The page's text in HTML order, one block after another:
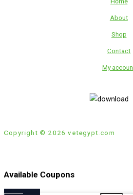
About
Shop
Contact
My
Copyright © 2026 vetegypt.com
Available Coupons